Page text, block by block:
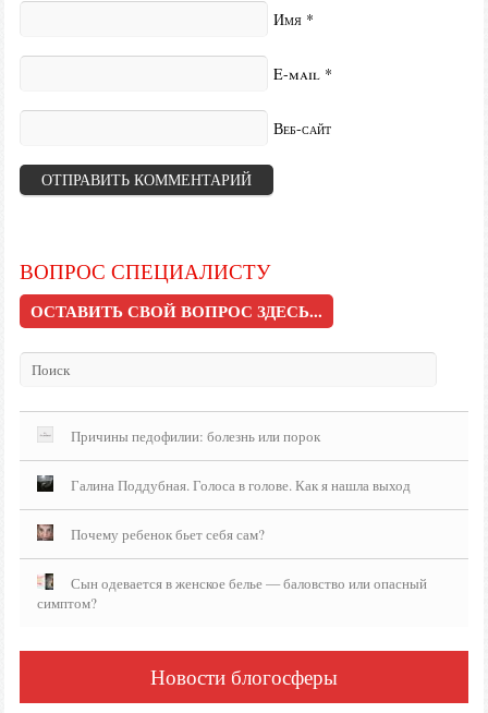
Имя *
E-mail *
Веб-сайт
ВОПРОС СПЕЦИАЛИСТУ
ОСТАВИТЬ СВОЙ ВОПРОС ЗДЕСЬ...
Причины педофилии: болезнь или порок
Галина Поддубная. Голоса в голове. Как я нашла выход
Почему ребенок бьет себя сам?
Сын одевается в женское белье — баловство или опасный
симптом?
Новости блогосферы